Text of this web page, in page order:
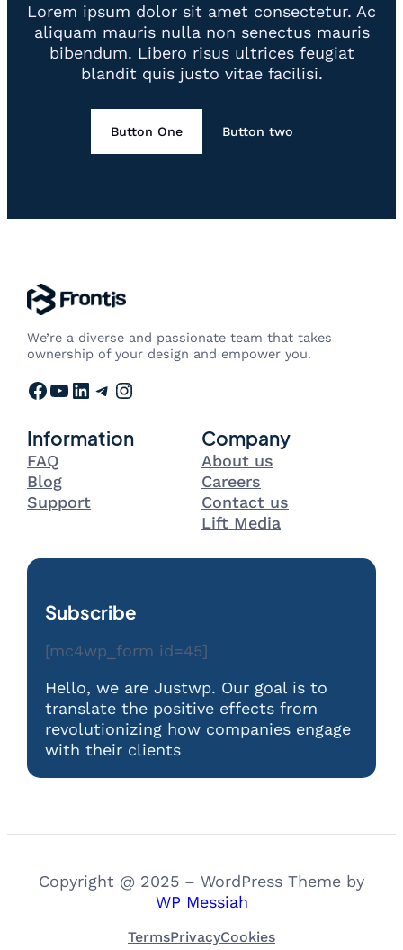
Lorem ipsum dolor sit amet consectetur. Ac
aliquam mauris nulla non senectus mauris
bibendum. Libero risus ultrices feugiat
blandit quis justo vitae facilisi.
Button One Button two
We’re a diverse and passionate team that takes
ownership of your design and empower you.
Facebook YouTube LinkedIn Telegram Instagram
Information
FAQ
Blog
Support
Company
About us
Careers
Contact us
Lift Media
Subscribe
[mc4wp_form id=45]
Hello, we are Justwp. Our goal is to
translate the positive effects from
revolutionizing how companies engage
with their clients
Copyright @ 2025 – WordPress Theme by
WP Messiah
TermsPrivacyCookies